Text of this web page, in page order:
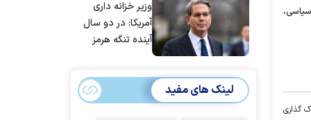
گذاری
وزیر خزانه داری
آمریکا: در دو سال
آینده تنگه هرمز
لینک های مفید